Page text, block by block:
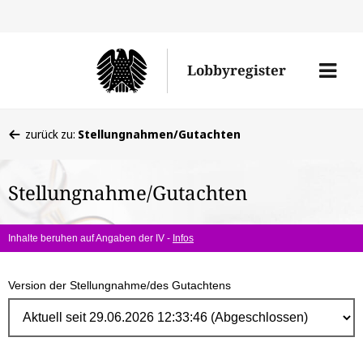
Lobbyregister
Menü
befinden
hier:
zurück zu: Stellungnahmen/Gutachten
Stellungnahme/Gutachten
Inhalte beruhen auf Angaben der IV - Infos
Version der Stellungnahme/des Gutachtens